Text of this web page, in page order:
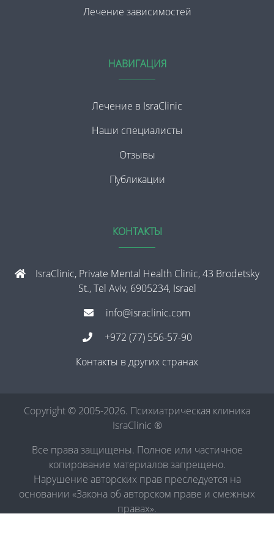
Лечение зависимостей
НАВИГАЦИЯ
Лечение в IsraClinic
Наши специалисты
Отзывы
Публикации
КОНТАКТЫ
IsraClinic, Private Mental Health Clinic, 43 Brodetsky
St., Tel Aviv, 6905234, Israel
info@israclinic.com
+972 (77) 556-57-90
Контакты в других странах
Copyright © 2005-2026. Психиатрическая клиника
IsraClinic ®
Все права защищены. Полное или частичное
копирование материалов запрещено.
Нарушение авторских прав преследуется на
основании «Закона об авторском праве и смежных
правах».